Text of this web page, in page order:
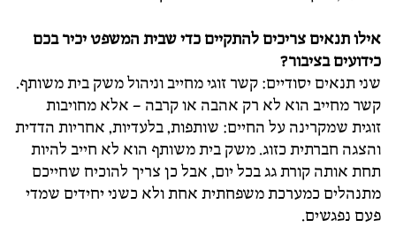
אילו תנאים צריכים להתקיים כדי שבית המשפט יכיר בכם
כידועים בציבור?
שני תנאים יסודיים: קשר זוגי מחייב וניהול משק בית משותף.
קשר מחייב הוא לא רק אהבה או קרבה – אלא מחויבות
זוגית שמקרינה על החיים: שותפות, בלעדיות, אחריות הדדית
והצגה חברתית כזוג. משק בית משותף הוא לא חייב להיות
תחת אותה קורת גג בכל יום, אבל כן צריך להוכיח שחייכם
מתנהלים כמערכת משפחתית אחת ולא כשני יחידים שמדי
פעם נפגשים.